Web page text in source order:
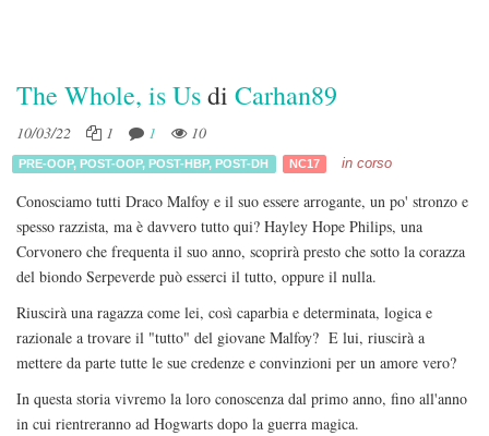
The Whole, is Usdi Carhan89
10/03/22 1 1 10
PRE-OOP,POST-OOP,POST-HBP,POST-DH NC17 in corso
Conosciamo tutti Draco Malfoy e il suo essere arrogante, un po' stronzo e
spesso razzista, ma è davvero tutto qui? Hayley Hope Philips, una
Corvonero che frequenta il suo anno, scoprirà presto che sotto la corazza
del biondo Serpeverde può esserci il tutto, oppure il nulla.
Riuscirà una ragazza come lei, così caparbia e determinata, logica e
razionale a trovare il "tutto" del giovane Malfoy? E lui, riuscirà a
mettere da parte tutte le sue credenze e convinzioni per un amore vero?
In questa storia vivremo la loro conoscenza dal primo anno, fino all'anno
in cui rientreranno ad Hogwarts dopo la guerra magica.